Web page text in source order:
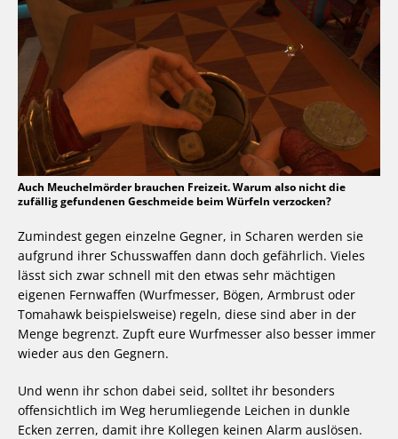
Auch Meuchelmörder brauchen Freizeit. Warum also nicht die
zufällig gefundenen Geschmeide beim Würfeln verzocken?
Zumindest gegen einzelne Gegner, in Scharen werden sie
aufgrund ihrer Schusswaffen dann doch gefährlich. Vieles
lässt sich zwar schnell mit den etwas sehr mächtigen
eigenen Fernwaffen (Wurfmesser, Bögen, Armbrust oder
Tomahawk beispielsweise) regeln, diese sind aber in der
Menge begrenzt. Zupft eure Wurfmesser also besser immer
wieder aus den Gegnern.
Und wenn ihr schon dabei seid, solltet ihr besonders
offensichtlich im Weg herumliegende Leichen in dunkle
Ecken zerren, damit ihre Kollegen keinen Alarm auslösen.